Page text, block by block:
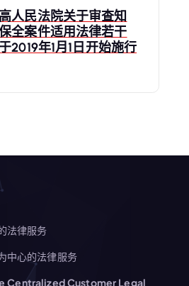
人民法院关于审查知
全案件适用法律若干
2019年1月1日开始施行
法律服务
中心的法律服务
Centralized Customer Legal